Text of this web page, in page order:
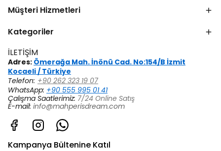
Müşteri Hizmetleri
Kategoriler
İLETİŞİM
Adres: Ömerağa Mah. İnönü Cad. No:154/B İzmit
Kocaeli / Türkiye
Telefon: +90 262 323 19 07
WhatsApp: +90 555 995 01 41
Çalışma Saatlerimiz: 7/24 Online Satış
E-mail: info@mahperisdream.com
Kampanya Bültenine Katıl